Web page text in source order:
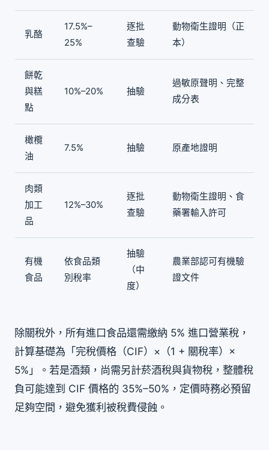
乳酪
17.5%–
25%
逐批
查驗
動物衛生證明（正
本）
餅乾
與糕
點
10%–20% 抽驗
過敏原聲明、完整
成分表
橄欖
油
7.5% 抽驗 原產地證明
肉類
加工
品
12%–30%
逐批
查驗
動物衛生證明、食
藥署輸入許可
有機
食品
依食品類
別稅率
抽驗
（中
度）
農業部認可有機驗
證文件
除關稅外，所有進口食品還需繳納 5% 進口營業稅，
計算基礎為「完稅價格（CIF）×（1 + 關稅率）×
5%」。若是酒類，尚需另計菸酒稅與貨物稅，整體稅
負可能達到 CIF 價格的 35%–50%，定價時務必預留
足夠空間，避免獲利被稅費侵蝕。